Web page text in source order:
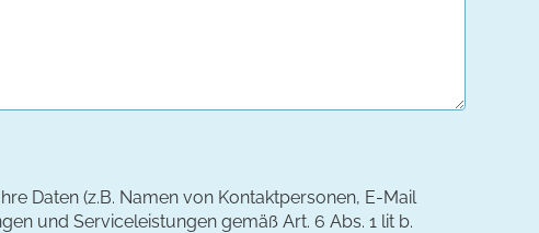
Daten (z.B. Namen von Kontaktpersonen, E-Mail
und Serviceleistungen gemäß Art. 6 Abs. 1 lit b.